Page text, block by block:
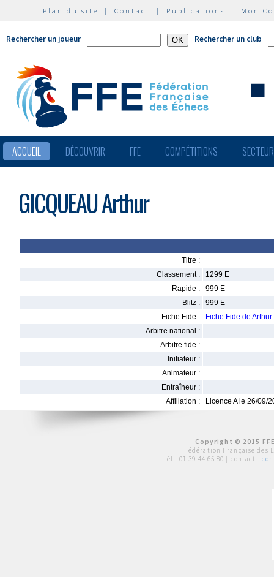
Plan du site | Contact | Publications | Mon
Rechercher un joueur Rechercher un club
ACCUEIL DÉCOUVRIR FFE COMPÉTITIONS
GICQUEAU Arthur
Titre :
Classement :
1299 E
Rapide :
999 E
Blitz :
999 E
Fiche Fide :
Fiche Fide de
Arbitre national :
Arbitre fide :
Initiateur :
Animateur :
Entraîneur :
Affiliation :
Licence A le 26/09/
Copyright © 2015
Fédération Française des
tél : 01 39 44 65 80 | contact :